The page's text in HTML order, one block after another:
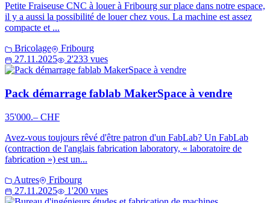
Petite Fraiseuse CNC à louer à Fribourg sur place dans notre espace,
il y a aussi la possibilité de louer chez vous. La machine est assez
compacte et ...
Bricolage
Fribourg
27.11.2025
2'233 vues
Pack démarrage fablab MakerSpace à vendre
35'000.– CHF
Avez-vous toujours rêvé d'être patron d'un FabLab? Un FabLab
(contraction de l'anglais fabrication laboratory, « laboratoire de
fabrication ») est un...
Autres
Fribourg
27.11.2025
1'200 vues